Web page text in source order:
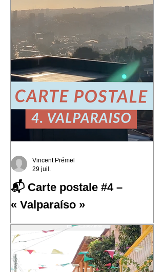
📬 Carte postale #4 –
« Valparaíso »
📬 Carte postale #4 – « Valparaíso »
📍 Expédiée de : Valparaíso, Chili
Cette quatrième carte postale nous
emmène au Chili, dans l'une des villes
Vincent Prémel
29 juil.